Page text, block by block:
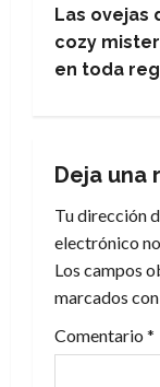
e
g
c
i
ó
n
d
Las ovejas
cozy
en toda
Deja una
Tu dirección
electrónico
Los campos
marcados con
Comentario *